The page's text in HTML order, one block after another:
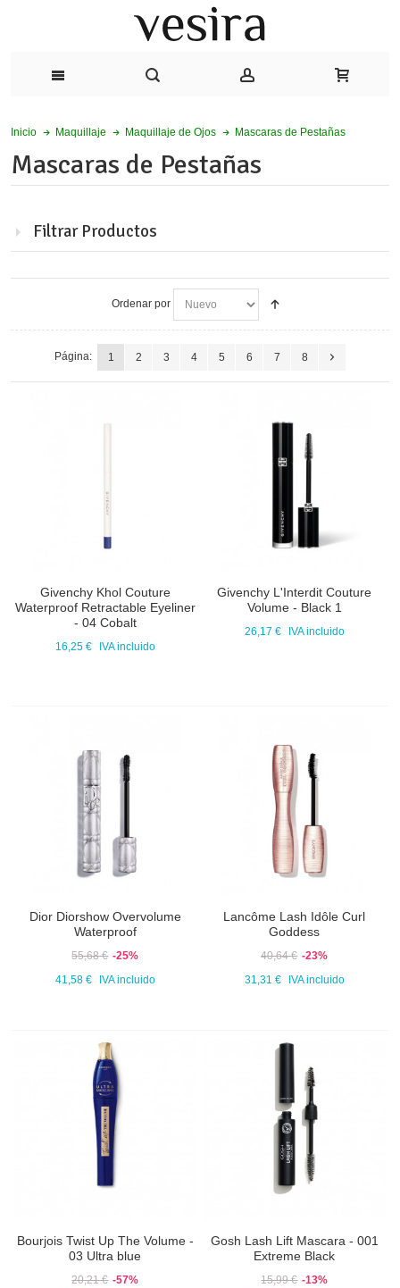
Inicio Maquillaje Maquillaje de Ojos Mascaras de Pestañas
Mascaras de Pestañas
Filtrar Productos
Ordenar por
Página: 1 2 3 4 5 6 7 8
Givenchy Khol Couture
Waterproof Retractable Eyeliner
- 04 Cobalt
16,25 € IVA incluido
Givenchy L'Interdit Couture
Volume - Black 1
26,17 € IVA incluido
Dior Diorshow Overvolume
Waterproof
55,68 € -25%
41,58 €
IVA incluido
Lancôme Lash Idôle Curl
Goddess
40,64 € -23%
31,31 €
IVA incluido
Bourjois Twist Up The Volume -
03 Ultra blue
20,21 € -57%
Gosh Lash Lift Mascara - 001
Extreme Black
15,99 € -13%